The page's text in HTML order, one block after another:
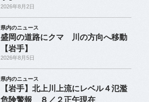
2026年8月2日
県内のニュース
盛岡の道路にクマ 川の方向へ移動
【岩手】
2026年8月5日
県内のニュース
【岩手】北上川上流にレベル４氾濫
危険警報 ８／２正午現在